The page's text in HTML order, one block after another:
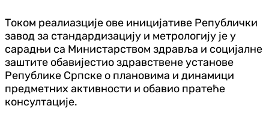
Током реалиазције ове иницијативе Републички
завод за стандардизацију и метрологију је у
сарадњи са Министарством здравља и социјалне
заштите обавијестио здравствене установе
Републике Српске о плановима и динамици
предметних активности и обавио пратеће
консултације.